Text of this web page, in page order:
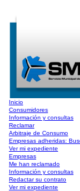
Inicio
Consumidores
Información y consultas
Reclamar
Arbitraje de Consumo
Empresas adheridas:
Ver mi expediente
Empresas
Me han reclamado
Información y consultas
Redactar su contrato
Ver mi expediente